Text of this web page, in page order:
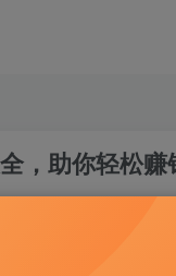
，助你轻松赚